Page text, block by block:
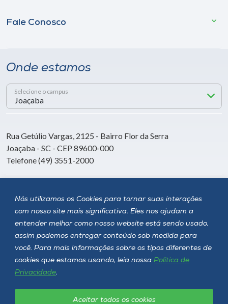
Nós utilizamos os Cookies para tornar suas interações
com nosso site mais significativa. Eles nos ajudam a
entender melhor como nosso website está sendo usado,
assim podemos entregar conteúdo sob medida para
você. Para mais informações sobre os tipos diferentes de
cookies que estamos usando, leia nossa Política de
Privacidade.
Aceitar todos os cookies
Fale Conosco
Onde estamos
Selecione o campus
Rua Getúlio Vargas, 2125 - Bairro Flor da Serra
Joaçaba - SC - CEP 89600-000
Telefone (49) 3551-2000
Siga a Unoesc